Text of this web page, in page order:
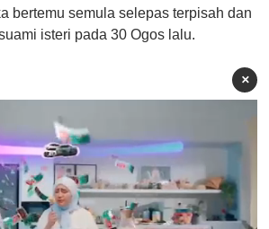
bertemu semula selepas terpisah dan
isteri pada 30 Ogos lalu.
×